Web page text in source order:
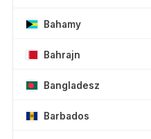
Bahamy
Bahrajn
Bangladesz
Barbados